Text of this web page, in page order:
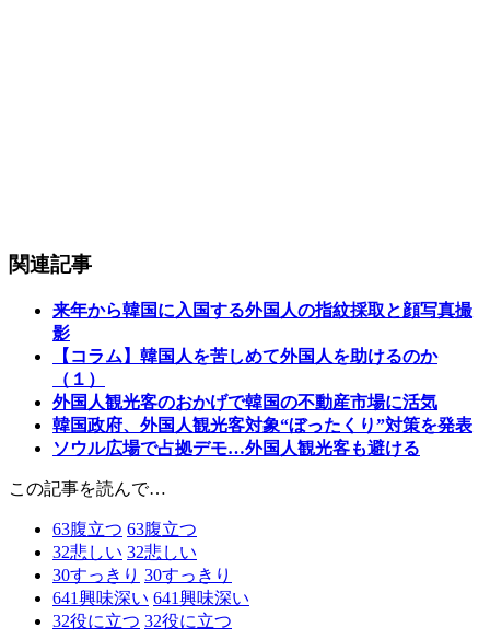
関連記事
来年から韓国に入国する外国人の指紋採取と顔写真撮
影
【コラム】韓国人を苦しめて外国人を助けるのか
（１）
外国人観光客のおかげで韓国の不動産市場に活気
韓国政府、外国人観光客対象“ぼったくり”対策を発表
ソウル広場で占拠デモ…外国人観光客も避ける
この記事を読んで…
63腹立つ 63腹立つ
32悲しい 32悲しい
30すっきり 30すっきり
641興味深い 641興味深い
32役に立つ 32役に立つ